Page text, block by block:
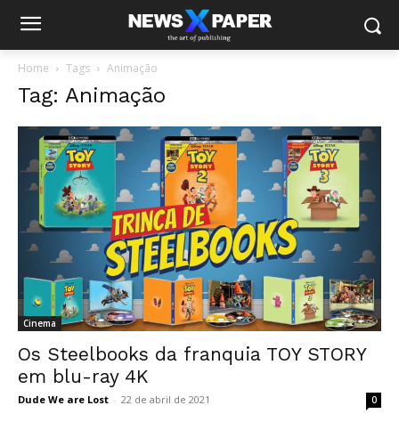
Home Tags Animação
Tag: Animação
Cinema
Os Steelbooks da franquia TOY STORY
em blu-ray 4K
Dude We are Lost - 22 de abril de 2021 0